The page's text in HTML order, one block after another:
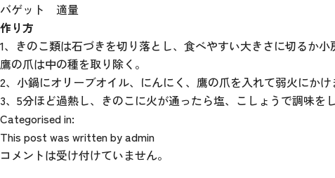
バゲット 適量
作り方
1、きのこ類は石づきを切り落とし、食べやすい大きさに切るか
鷹の爪は中の種を取り除く。
2、小鍋にオリーブオイル、にんにく、鷹の爪を入れて弱火にか
3、5分ほど過熱し、きのこに火が通ったら塩、こしょうで調味を
Categorised in:
This post was written by admin
コメントは受け付けていません。